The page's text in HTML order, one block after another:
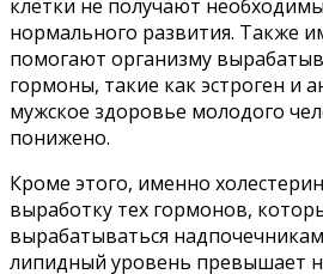
клетки не получают
нормального развития. Также
помогают организму
гормоны, такие как эстроген и
мужское здоровье молодого
понижено.
Кроме этого, именно
выработку тех гормонов,
вырабатываться
липидный уровень превышает